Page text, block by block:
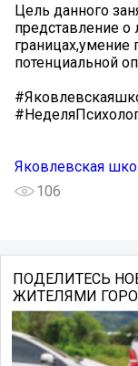
Цель данного
представление о
границах,умение
потенциальной
Яковлевская
106
ПОДЕЛИТЕСЬ
ЖИТЕЛЯМИ